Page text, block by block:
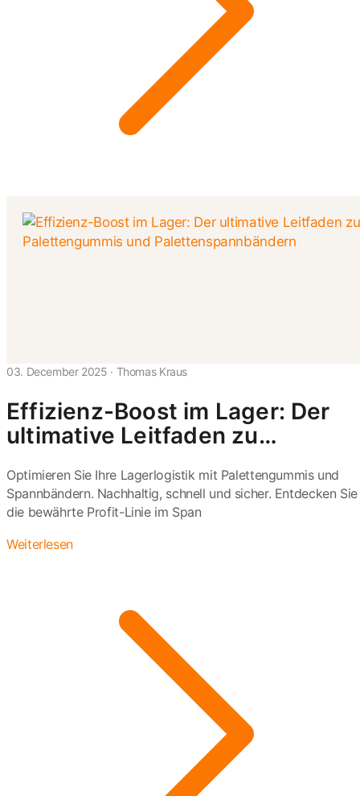
03. December 2025 · Thomas Kraus
Effizienz-Boost im Lager: Der
ultimative Leitfaden zu
Palettenspannbändern
Optimieren Sie Ihre Lagerlogistik mit Palettengummis und
Spannbändern. Nachhaltig, schnell und sicher. Entdecken Sie
die bewährte Profit-Linie im Span
Weiterlesen